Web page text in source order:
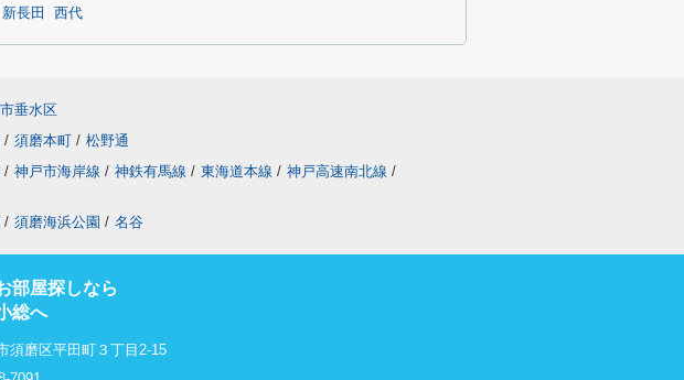
新長田 西代
垂水区
/ 須磨本町 / 松野通
/ 神戸市海岸線 / 神鉄有馬線 / 東海道本線 / 神戸高速南北線 /
/ 須磨海浜公園 / 名谷
部屋探しなら
総へ
須磨区平田町３丁目2-15